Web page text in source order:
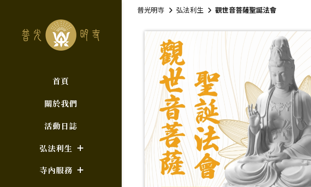
首頁
關於我們
活動日誌
弘法利生
寺內服務
普光明寺 弘法利生 觀世音菩薩聖誕法會